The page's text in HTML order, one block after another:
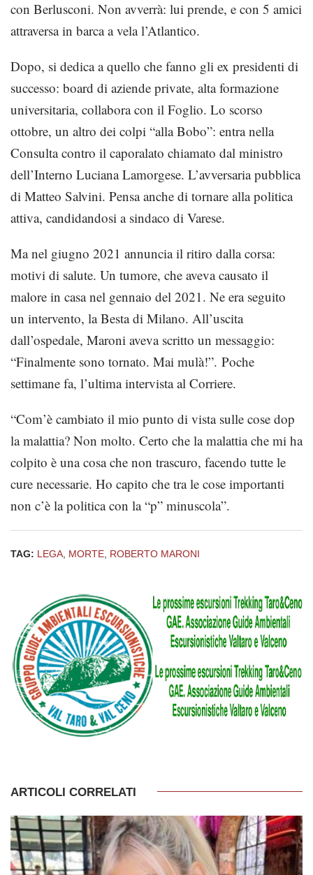
con Berlusconi. Non avverrà: lui prende, e con 5 amici
attraversa in barca a vela l’Atlantico.
Dopo, si dedica a quello che fanno gli ex presidenti di
successo: board di aziende private, alta formazione
universitaria, collabora con il Foglio. Lo scorso
ottobre, un altro dei colpi “alla Bobo”: entra nella
Consulta contro il caporalato chiamato dal ministro
dell’Interno Luciana Lamorgese. L’avversaria pubblica
di Matteo Salvini. Pensa anche di tornare alla politica
attiva, candidandosi a sindaco di Varese.
Ma nel giugno 2021 annuncia il ritiro dalla corsa:
motivi di salute. Un tumore, che aveva causato il
malore in casa nel gennaio del 2021. Ne era seguito
un intervento, la Besta di Milano. All’uscita
dall’ospedale, Maroni aveva scritto un messaggio:
“Finalmente sono tornato. Mai mulà!”. Poche
settimane fa, l’ultima intervista al Corriere.
“Com’è cambiato il mio punto di vista sulle cose dop
la malattia? Non molto. Certo che la malattia che mi ha
colpito è una cosa che non trascuro, facendo tutte le
cure necessarie. Ho capito che tra le cose importanti
non c’è la politica con la “p” minuscola”.
TAG: LEGA, MORTE, ROBERTO MARONI
ARTICOLI CORRELATI